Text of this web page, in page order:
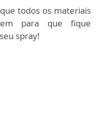
todos os materiais
para que fique
spray!